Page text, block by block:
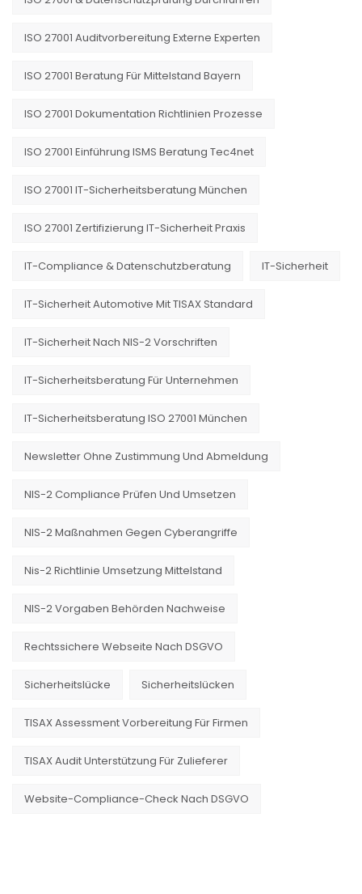
ISO 27001 Auditvorbereitung Externe Experten
ISO 27001 Beratung Für Mittelstand Bayern
ISO 27001 Dokumentation Richtlinien Prozesse
ISO 27001 Einführung ISMS Beratung Tec4net
ISO 27001 IT-Sicherheitsberatung München
ISO 27001 Zertifizierung IT-Sicherheit Praxis
IT-Compliance & Datenschutzberatung IT-Sicherheit
IT-Sicherheit Automotive Mit TISAX Standard
IT-Sicherheit Nach NIS-2 Vorschriften
IT-Sicherheitsberatung Für Unternehmen
IT-Sicherheitsberatung ISO 27001 München
Newsletter Ohne Zustimmung Und Abmeldung
NIS-2 Compliance Prüfen Und Umsetzen
NIS-2 Maßnahmen Gegen Cyberangriffe
Nis-2 Richtlinie Umsetzung Mittelstand
NIS-2 Vorgaben Behörden Nachweise
Rechtssichere Webseite Nach DSGVO
Sicherheitslücke Sicherheitslücken
TISAX Assessment Vorbereitung Für Firmen
TISAX Audit Unterstützung Für Zulieferer
Website-Compliance-Check Nach DSGVO